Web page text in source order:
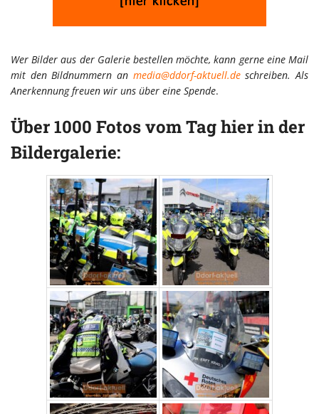
Wer Bilder aus der Galerie bestellen möchte, kann gerne eine Mail
mit den Bildnummern an media@ddorf-aktuell.deschreiben. Als
Anerkennung freuen wir uns über eine Spende.
Über 1000 Fotos vom Tag hier in der
Bildergalerie: